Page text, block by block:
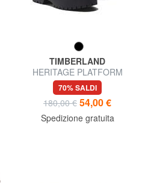
TIMBERLAND
HERITAGE PLATFORM
Stivaletto in nabuk
70% SALDI
180,00 € 54,00 €
Spedizione gratuita